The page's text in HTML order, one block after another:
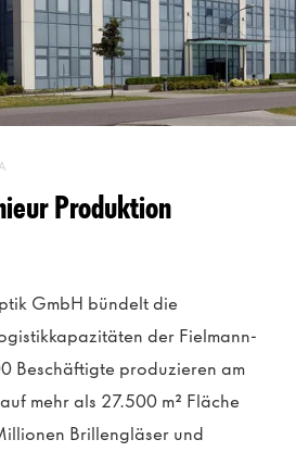
Produktion
GmbH bündelt die
der Fielmann-
Beschäftigte produzieren am
mehr als 27.500 m² Fläche
Brillengläser und